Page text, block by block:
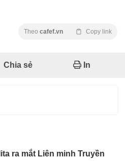
Theo cafef.vn Copy link
Chia sẻ In
ra mắt Liên minh Truyền